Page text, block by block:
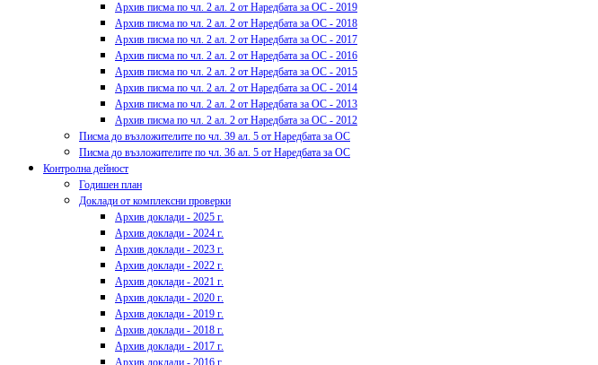
Архив писма по чл. 2 ал. 2 от Наредбата за ОС - 2019
Архив писма по чл. 2 ал. 2 от Наредбата за ОС - 2018
Архив писма по чл. 2 ал. 2 от Наредбата за ОС - 2017
Архив писма по чл. 2 ал. 2 от Наредбата за ОС - 2016
Архив писма по чл. 2 ал. 2 от Наредбата за ОС - 2015
Архив писма по чл. 2 ал. 2 от Наредбата за ОС - 2014
Архив писма по чл. 2 ал. 2 от Наредбата за ОС - 2013
Архив писма по чл. 2 ал. 2 от Наредбата за ОС - 2012
Писма до възложителите по чл. 39 ал. 5 от Наредбата за ОС
Писма до възложителите по чл. 36 ал. 5 от Наредбата за ОС
Контролна дейност
Годишен план
Доклади от комплексни проверки
Архив доклади - 2025 г.
Архив доклади - 2024 г.
Архив доклади - 2023 г.
Архив доклади - 2022 г.
Архив доклади - 2021 г.
Архив доклади - 2020 г.
Архив доклади - 2019 г.
Архив доклади - 2018 г.
Архив доклади - 2017 г.